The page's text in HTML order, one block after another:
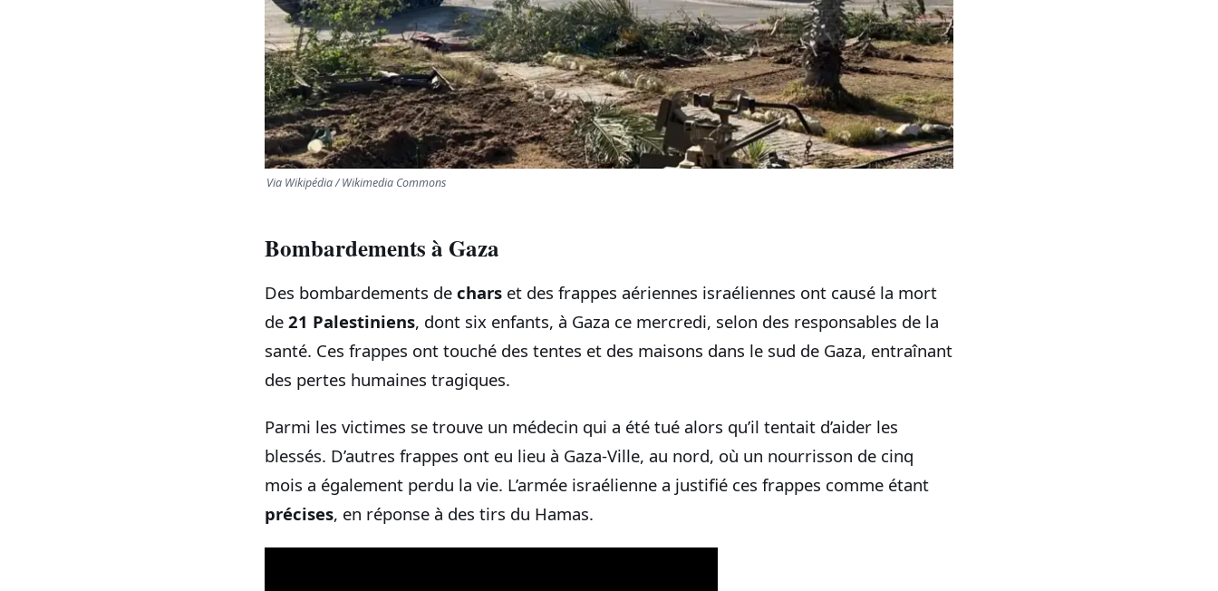
Via Wikipédia / Wikimedia Commons
Bombardements à Gaza
Des bombardements de chars et des frappes aériennes israéliennes ont causé la mort
de 21 Palestiniens, dont six enfants, à Gaza ce mercredi, selon des responsables de la
santé. Ces frappes ont touché des tentes et des maisons dans le sud de Gaza, entraînant
des pertes humaines tragiques.
Parmi les victimes se trouve un médecin qui a été tué alors qu’il tentait d’aider les
blessés. D’autres frappes ont eu lieu à Gaza-Ville, au nord, où un nourrisson de cinq
mois a également perdu la vie. L’armée israélienne a justifié ces frappes comme étant
précises, en réponse à des tirs du Hamas.